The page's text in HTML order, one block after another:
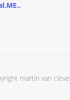
martin van